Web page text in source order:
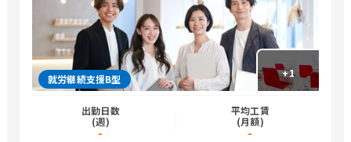
+1
就労継続支援B型
出勤日数
(週)
-
平均工賃
(月額)
-